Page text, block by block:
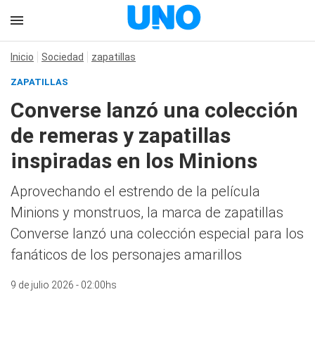
Inicio Sociedad zapatillas
ZAPATILLAS
Converse lanzó una colección
de remeras y zapatillas
inspiradas en los Minions
Aprovechando el estrendo de la película
Minions y monstruos, la marca de zapatillas
Converse lanzó una colección especial para los
fanáticos de los personajes amarillos
9 de julio 2026 - 02:00hs